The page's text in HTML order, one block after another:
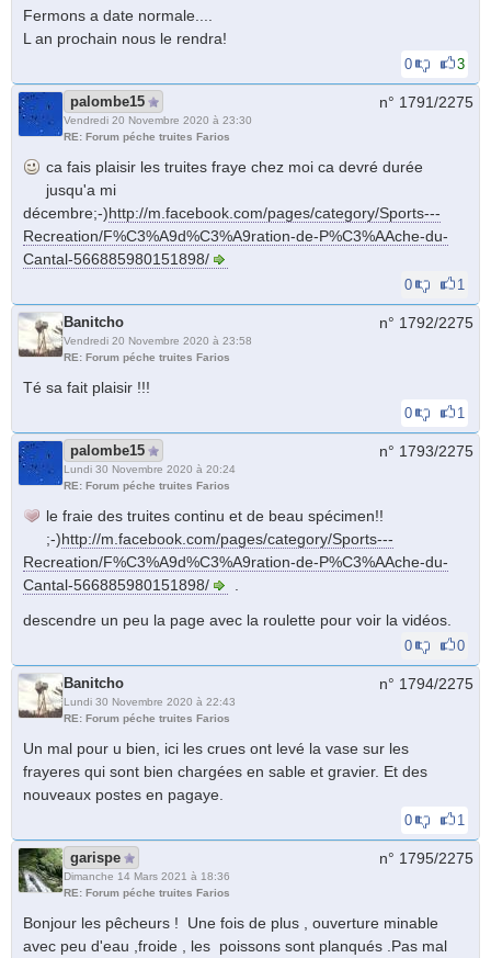
Fermons a date normale....
L an prochain nous le rendra!
0 3
palombe15
Vendredi 20 Novembre 2020 à 23:30
RE: Forum péche truites Farios
n° 1791/2275
ca fais plaisir les truites fraye chez moi ca devré durée
jusqu'a mi
décembre;-)http://m.facebook.com/pages/category/Sports---
Recreation/F%C3%A9d%C3%A9ration-de-P%C3%AAche-du-
Cantal-566885980151898/
0 1
Banitcho
Vendredi 20 Novembre 2020 à 23:58
RE: Forum péche truites Farios
n° 1792/2275
Té sa fait plaisir !!!
0 1
palombe15
Lundi 30 Novembre 2020 à 20:24
RE: Forum péche truites Farios
n° 1793/2275
le fraie des truites continu et de beau spécimen!!
;-)http://m.facebook.com/pages/category/Sports---
Recreation/F%C3%A9d%C3%A9ration-de-P%C3%AAche-du-
Cantal-566885980151898/
descendre un peu la page avec la roulette pour voir la vidéos.
0 0
Banitcho
Lundi 30 Novembre 2020 à 22:43
RE: Forum péche truites Farios
n° 1794/2275
Un mal pour u bien, ici les crues ont levé la vase sur les
frayeres qui sont bien chargées en sable et gravier. Et des
nouveaux postes en pagaye.
0 1
garispe
Dimanche 14 Mars 2021 à 18:36
RE: Forum péche truites Farios
n° 1795/2275
Bonjour les pêcheurs ! Une fois de plus , ouverture minable
avec peu d'eau ,froide , les poissons sont planqués .Pas mal